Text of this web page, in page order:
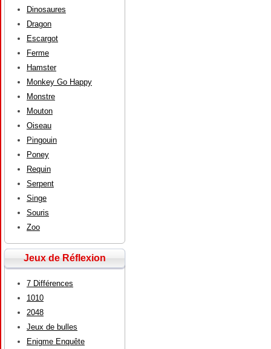
Dinosaures
Dragon
Escargot
Ferme
Hamster
Monkey Go Happy
Monstre
Mouton
Oiseau
Pingouin
Poney
Requin
Serpent
Singe
Souris
Zoo
Jeux de Réflexion
7 Différences
1010
2048
Jeux de bulles
Enigme Enquête